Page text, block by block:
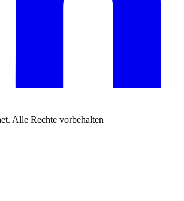
Alle Rechte vorbehalten